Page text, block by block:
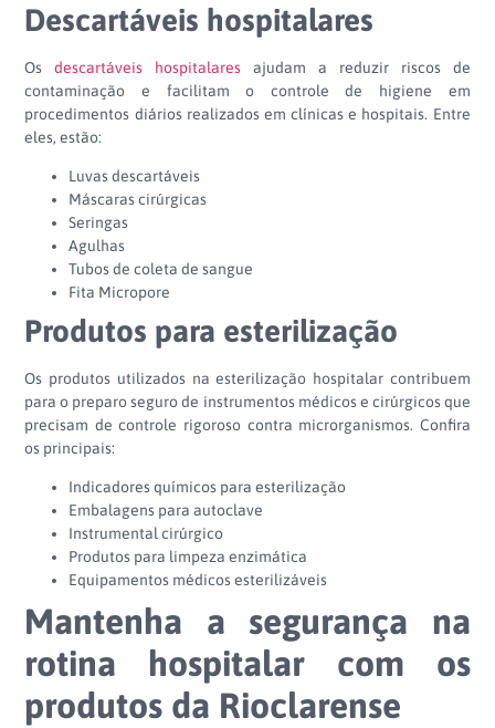
Descartáveis hospitalares
Osdescartáveis hospitalares ajudam a reduzir riscos de
contaminação e facilitam o controle de higiene em
procedimentos diários realizados em clínicas e hospitais. Entre
eles, estão:
Luvas descartáveis
Máscaras cirúrgicas
Seringas
Agulhas
Tubos de coleta de sangue
Fita Micropore
Produtos para esterilização
Os produtos utilizados na esterilização hospitalar contribuem
para o preparo seguro de instrumentos médicos e cirúrgicos que
precisam de controle rigoroso contra microrganismos. Confira
os principais:
Indicadores químicos para esterilização
Embalagens para autoclave
Instrumental cirúrgico
Produtos para limpeza enzimática
Equipamentos médicos esterilizáveis
Mantenha a segurança na
rotina hospitalar com os
produtos da Rioclarense